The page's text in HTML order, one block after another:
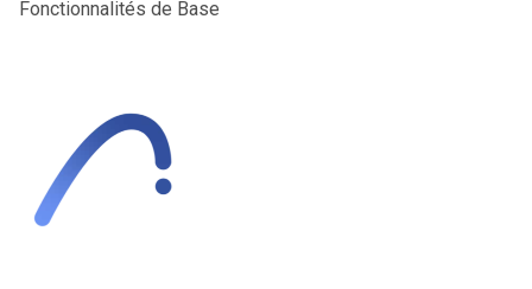
Fonctionnalités de Base